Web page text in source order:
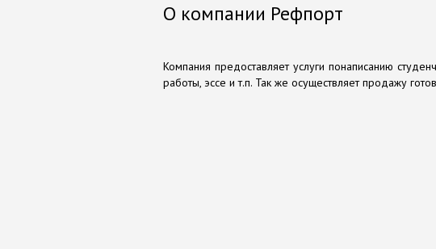
О компании Рефпорт
Компания предоставляет услуги понаписанию
работы, эссе и т.п. Так же осуществляет продажу